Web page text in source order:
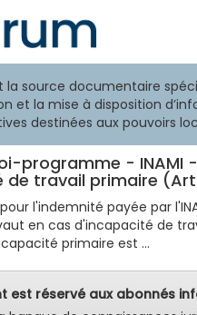
la source documentaire
et la mise à disposition
destinées aux pouvoirs
programme -
de travail primaire
l'indemnité payée par
en cas d'incapacité de
primaire est ...
est réservé aux abonnés